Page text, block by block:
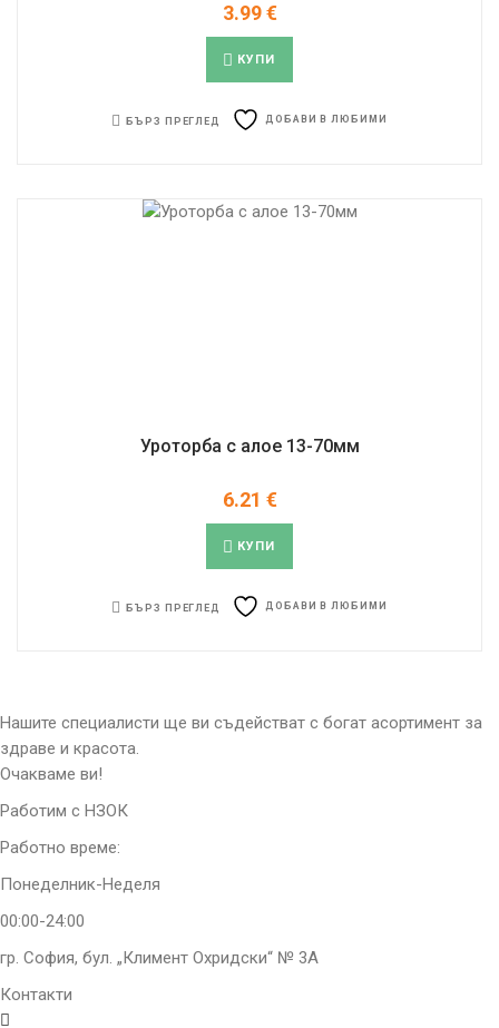
3.99€
КУПИ
БЪРЗ ПРЕГЛЕД ДОБАВИ В ЛЮБИМИ
Уроторба с алое 13-70мм
6.21 €
КУПИ
БЪРЗ ПРЕГЛЕД ДОБАВИ В ЛЮБИМИ
Нашите специалисти ще ви съдействат с богат асортимент за
здраве и красота.
Очакваме ви!
Работим с НЗОК
Работно време:
Понеделник-Неделя
00:00-24:00
гр. София, бул. „Климент Охридски“ № 3A
Контакти